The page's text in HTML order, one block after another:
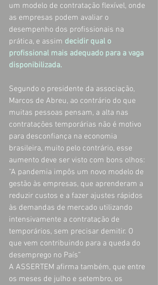
um modelo de contratação flexível, onde
as empresas podem avaliar o
desempenho dos profissionais na
prática, e assim decidir qual o
profissional mais adequado para a vaga
disponibilizada.
Segundo o presidente da associação,
Marcos de Abreu, ao contrário do que
muitas pessoas pensam, a alta nas
contratações temporárias não é motivo
para desconfiança na economia
brasileira, muito pelo contrário, esse
aumento deve ser visto com bons olhos:
“A pandemia impôs um novo modelo de
gestão às empresas, que aprenderam a
reduzir custos e a fazer ajustes rápidos
às demandas de mercado utilizando
intensivamente a contratação de
temporários, sem precisar demitir. O
que vem contribuindo para a queda do
desemprego no País”
A ASSERTEM afirma também, que entre
os meses de julho e setembro, os